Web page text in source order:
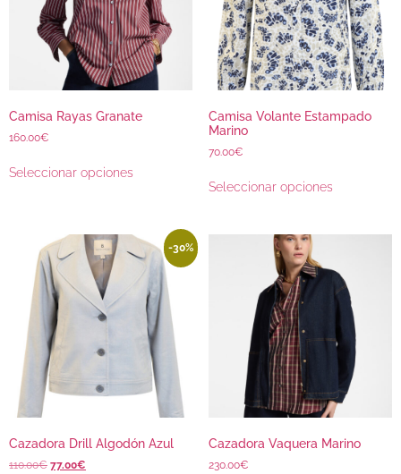
Camisa Rayas Granate
160.00€
Seleccionar opciones
Camisa Volante Estampado
Marino
70.00€
Seleccionar opciones
-30%
Cazadora Drill Algodón Azul
110.00€ 77.00€
Cazadora Vaquera Marino
230.00€